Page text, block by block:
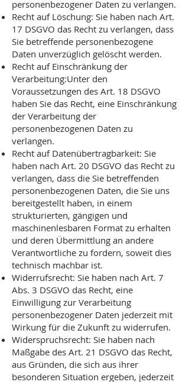
personenbezogener Daten zu verlangen.
Recht auf Löschung: Sie haben nach Art.
17 DSGVO das Recht zu verlangen, dass
Sie betreffende personenbezogene
Daten unverzüglich gelöscht werden.
Recht auf Einschränkung der
Verarbeitung:Unter den
Voraussetzungen des Art. 18 DSGVO
haben Sie das Recht, eine Einschränkung
der Verarbeitung der
personenbezogenen Daten zu
verlangen.
Recht auf Datenübertragbarkeit: Sie
haben nach Art. 20 DSGVO das Recht zu
verlangen, dass die Sie betreffenden
personenbezogenen Daten, die Sie uns
bereitgestellt haben, in einem
strukturierten, gängigen und
maschinenlesbaren Format zu erhalten
und deren Übermittlung an andere
Verantwortliche zu fordern, soweit dies
technisch machbar ist.
Widerrufsrecht: Sie haben nach Art. 7
Abs. 3 DSGVO das Recht, eine
Einwilligung zur Verarbeitung
personenbezogener Daten jederzeit mit
Wirkung für die Zukunft zu widerrufen.
Widerspruchsrecht: Sie haben nach
Maßgabe des Art. 21 DSGVO das Recht,
aus Gründen, die sich aus ihrer
besonderen Situation ergeben, jederzeit